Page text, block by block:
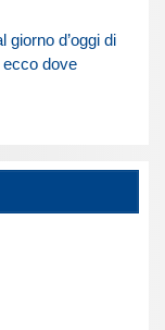
giorno d’oggi di
ecco dove